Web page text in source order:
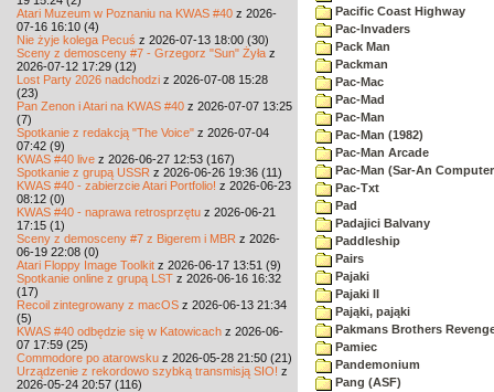
Atari Muzeum w Poznaniu na KWAS #40 z 2026-
07-16 16:10 (4)
Nie żyje kolega Pecuś z 2026-07-13 18:00 (30)
Sceny z demosceny #7 - Grzegorz "Sun" Żyła z
2026-07-12 17:29 (12)
Lost Party 2026 nadchodzi z 2026-07-08 15:28
(23)
Pan Zenon i Atari na KWAS #40 z 2026-07-07 13:25
(7)
Spotkanie z redakcją "The Voice" z 2026-07-04
07:42 (9)
KWAS #40 live z 2026-06-27 12:53 (167)
Spotkanie z grupą USSR z 2026-06-26 19:36 (11)
KWAS #40 - zabierzcie Atari Portfolio! z 2026-06-23
08:12 (0)
KWAS #40 - naprawa retrosprzętu z 2026-06-21
17:15 (1)
Sceny z demosceny #7 z Bigerem i MBR z 2026-
06-19 22:08 (0)
Atari Floppy Image Toolkit z 2026-06-17 13:51 (9)
Spotkanie online z grupą LST z 2026-06-16 16:32
(17)
Recoil zintegrowany z macOS z 2026-06-13 21:34
(5)
KWAS #40 odbędzie się w Katowicach z 2026-06-
07 17:59 (25)
Commodore po atarowsku z 2026-05-28 21:50 (21)
Urządzenie z rekordowo szybką transmisją SIO! z
2026-05-24 20:57 (116)
Pacific Coast Highway
Pac-Invaders
Pack Man
Packman
Pac-Mac
Pac-Mad
Pac-Man
Pac-Man (1982)
Pac-Man Arcade
Pac-Man (Sar-An
Pac-Txt
Pad
Padajici Balvany
Paddleship
Pairs
Pajaki
Pajaki II
Pająki, pająki
Pakmans Brothers
Pamiec
Pandemonium
Pang (ASF)